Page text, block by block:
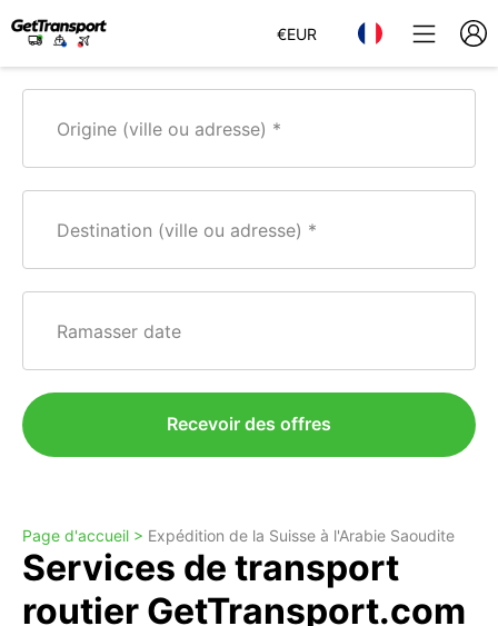
€EUR
Origine (ville ou adresse)
Destination (ville ou adresse)
Ramasser date
Recevoir des offres
Page d'accueil > Expédition de la Suisse à l'Arabie Saoudite
Services de transport
routier GetTransport.com